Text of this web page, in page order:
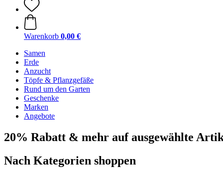
Warenkorb 0,00 €
Samen
Erde
Anzucht
Töpfe & Pflanzgefäße
Rund um den Garten
Geschenke
Marken
Angebote
20% Rabatt & mehr auf ausgewählte
Nach Kategorien shoppen